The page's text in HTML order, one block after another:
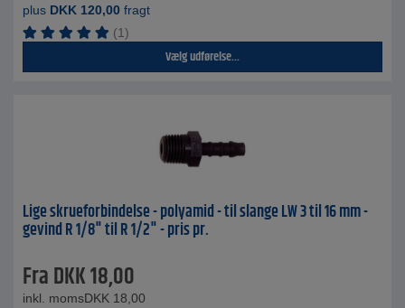
plus DKK 120,00 fragt
(1)
Vælg udførelse...
Lige skrueforbindelse - polyamid - til slange LW 3 til 16 mm -
gevind R 1/8" til R 1/2" - pris pr.
FraDKK18,00
inkl. momsDKK 18,00